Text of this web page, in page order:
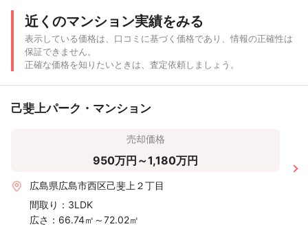
近くのマンション実績をみる
表示している価格は、口コミに基づく価格であり、情報の正確性は
保証できません。
正確な価格を知りたいときは、査定依頼しましょう。
己斐上パーク・マンション
売却価格
950万円～1,180万円
広島県広島市西区己斐上２丁目
間取り： 3LDK
広さ： 66.74㎡～72.02㎡